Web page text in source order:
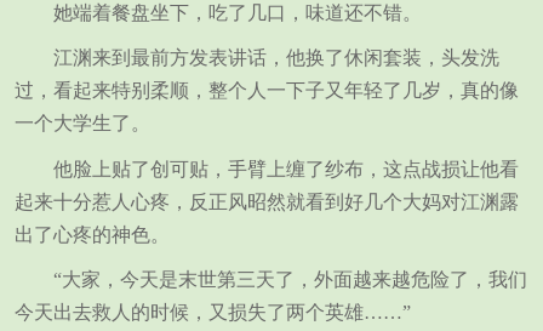
她端着餐盘坐下，吃了几口，味道还不错。
江渊来到最前方发表讲话，他换了休闲套装，头发洗
过，看起来特别柔顺，整个人一下子又年轻了几岁，真的像
一个大学生了。
他脸上贴了创可贴，手臂上缠了纱布，这点战损让他看
起来十分惹人心疼，反正风昭然就看到好几个大妈对江渊露
出了心疼的神色。
“大家，今天是末世第三天了，外面越来越危险了，我们
今天出去救人的时候，又损失了两个英雄……”